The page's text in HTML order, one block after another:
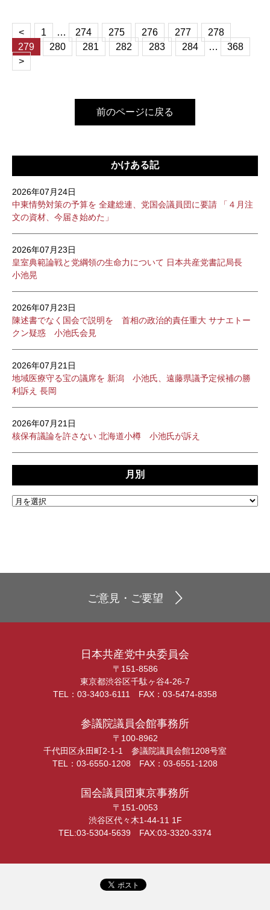
< 1 … 274 275 276 277
278
279
280 281 282 283 284 …
368
>
前のページに戻る
かけある記
2026年07月24日
中東情勢対策の予算を 全建総連、党国会議員団に要請 「４月注
文の資材、今届き始めた」
2026年07月23日
皇室典範論戦と党綱領の生命力について 日本共産党書記局長
小池晃
2026年07月23日
陳述書でなく国会で説明を 首相の政治的責任重大 サナエトー
クン疑惑 小池氏会見
2026年07月21日
地域医療守る宝の議席を 新潟 小池氏、遠藤県議予定候補の勝
利訴え 長岡
2026年07月21日
核保有議論を許さない 北海道小樽 小池氏が訴え
月別
ご意見・ご要望
日本共産党中央委員会
〒151-8586
東京都渋谷区千駄ヶ谷4-26-7
TEL：03-3403-6111 FAX：03-5474-8358
参議院議員会館事務所
〒100-8962
千代田区永田町2-1-1 参議院議員会館1208号室
TEL：03-6550-1208 FAX：03-6551-1208
国会議員団東京事務所
〒151-0053
渋谷区代々木1-44-11 1F
TEL:03-5304-5639 FAX:03-3320-3374